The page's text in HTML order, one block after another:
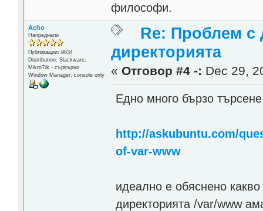
философи.
Acho
Напреднали
Публикации: 9634
Distribution: Slackware,
MikroTik - сървърно
Window Manager: console only
Re: Проблем с
директорията
« Отговор #4 -: Dec 29,
Едно много бързо
http://askubuntu.com/
of-var-www
идеално е обяснено
директорията /var/www